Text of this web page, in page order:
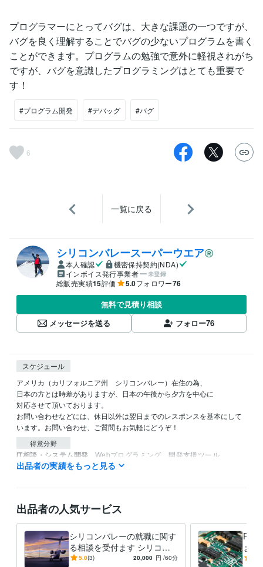
プログラマーにとってバグは、大きな課題の一つですが、
バグを良く理解することでバグの少ないプログラムを書く
ことができます。プログラムの勉強で意外に軽視されがち
ですが、バグを意識したプログラミングはとても重要で
す！
#プログラム開発 #デバッグ #バグ
6
一覧に戻る
シリコンバレースーパーウエア
本人確認
機密保持契約(NDA)
インボイス発行事業者
未登録
総販売実績15評価 5.0フォロワー76
無料で見積り相談
メッセージを送る
フォロー76
スケジュール
アメリカ（カリフォルニア州　シリコンバレー）在住の為、
日本の方とは時差がありますが、日本の午後から夕方を中心に
対応させて頂いております。
お問い合わせなどには、休日以外は翌日までのレスポンスを基本にして
います。お問い合わせ、ご質問もお気軽にどうぞ！
得意分野
IT相談・システム開発 Webプログラミング、開発支援ツール
システム設計 Webプログラミング
シリコンバレー システム開発
プログラムマネージメ
語学学習
海外履歴書
出品者の実績をもっと見る
出品者の人気サービス
シリコンバレーの就職に関す
る相談を受付ます シリコン
バレーの就職事情に関する情
5.0(3) 20,000 円 /60分
PCB
ま
豊富